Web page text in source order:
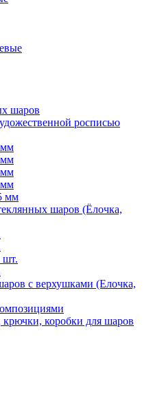
шаров
росписью
мм
шаров (Ёлочка,
с верхушками (Елочка,
коробки для шаров